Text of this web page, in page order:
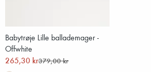
Babytrøje Lille ballademager -
Offwhite
265,30 kr379,00 kr